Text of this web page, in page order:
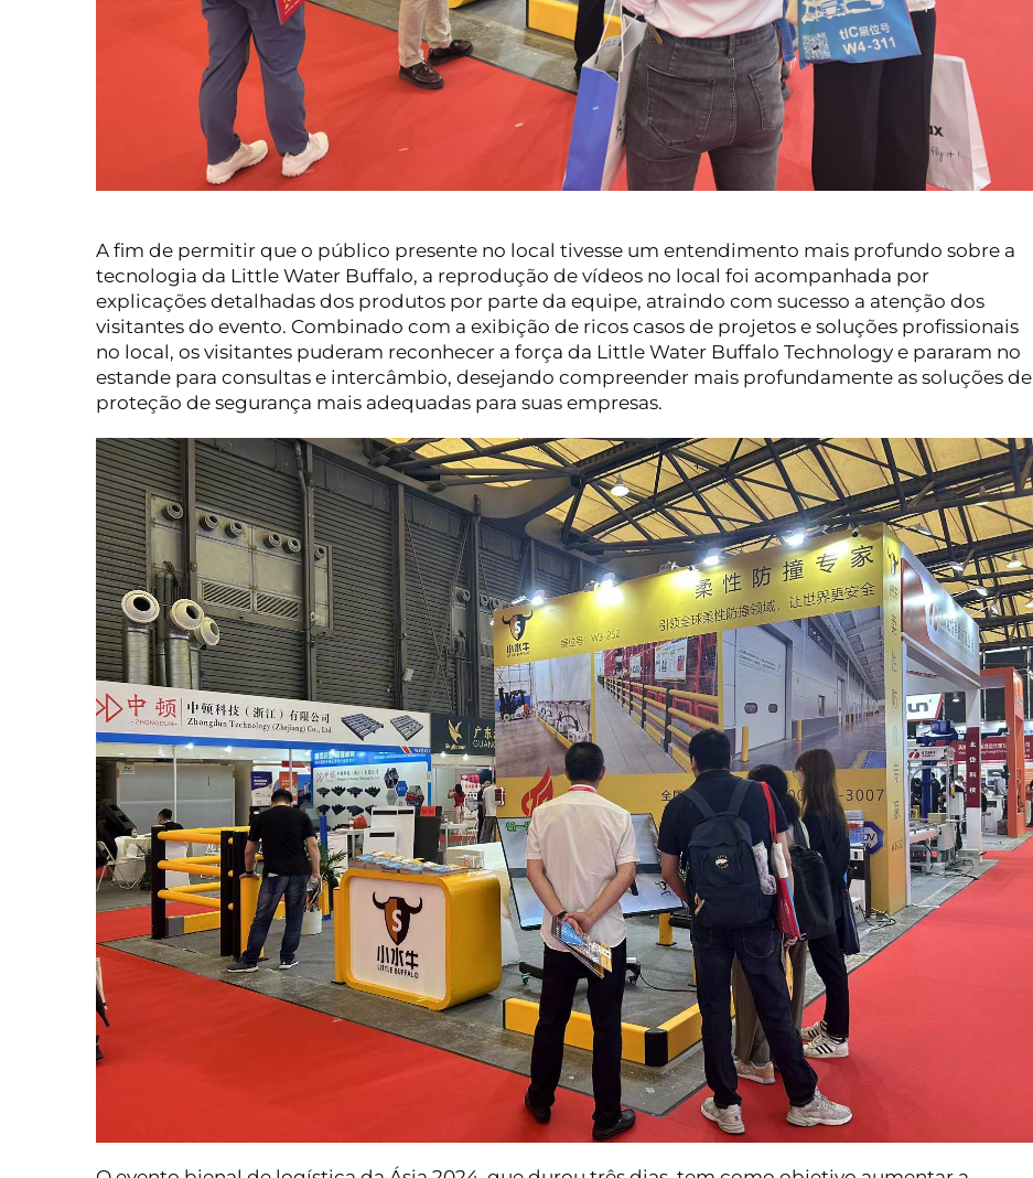
A fim de permitir que o público presente no local tivesse um entendimento mais profundo sobre a
tecnologia da Little Water Buffalo, a reprodução de vídeos no local foi acompanhada por
explicações detalhadas dos produtos por parte da equipe, atraindo com sucesso a atenção dos
visitantes do evento. Combinado com a exibição de ricos casos de projetos e soluções profissionais
no local, os visitantes puderam reconhecer a força da Little Water Buffalo Technology e pararam no
estande para consultas e intercâmbio, desejando compreender mais profundamente as soluções de
proteção de segurança mais adequadas para suas empresas.